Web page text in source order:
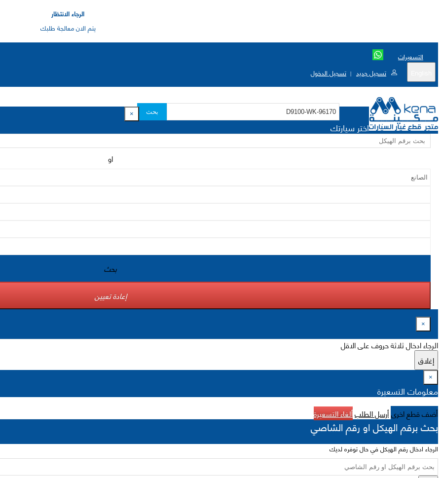
الرجاء الانتظار
يتم الان معالجة طلبك
التسعيرات
تسجيل جديد | تسجيل الدخول
بحث ×
اختر سيارتك
او
بحث
إعادة تعيين
×
الرجاء ادخال ثلاثة حروف على الاقل
إغلاق
×
معلومات التسعيرة
أضف قطع اخرىأرسل الطلبألغاء التسعيرة
بحث برقم الهيكل او رقم الشاصي
الرجاء ادخال رقم الهيكل في حال توفره لديك